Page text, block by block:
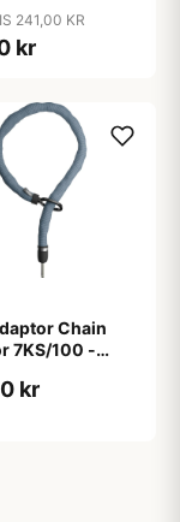
241,00 KR
kr
Chain
7KS/100 -
kr